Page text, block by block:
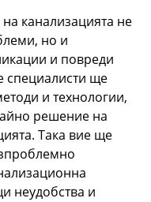
канализацията не
но и
и повреди
специалисти ще
и технологии,
решение на
Така вие ще
неудобства и